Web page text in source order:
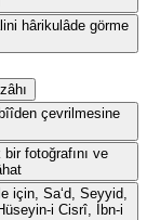
hârikulâde görme
çevrilmesine
fotoğrafını ve
için, Sa‘d, Seyyid,
i Cisrî, İbn-i